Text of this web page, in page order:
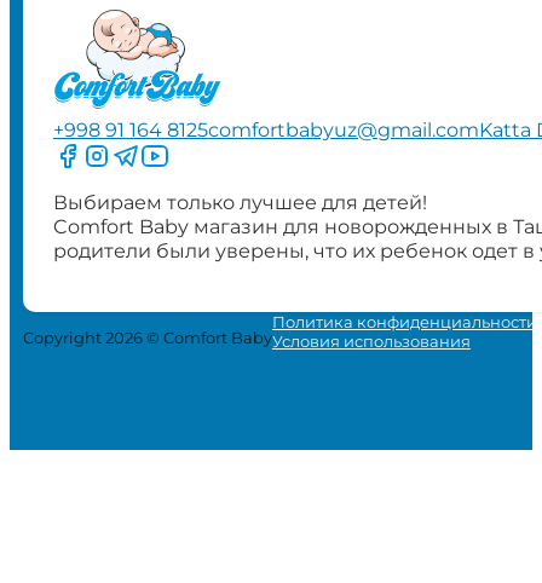
+998 91 164 8125comfortbabyuz@gmail.comKatta
Следите за нами на Facebook
Следите за нами в Instagram
Следите за нами в Telegram
Следите за нами в YouTube
Выбираем только лучшее для детей!
Comfort Baby магазин для новорожденных в
родители были уверены, что их ребенок одет
Copyright 2026 © Comfort Baby
Политика конфиденциальности
Условия использования